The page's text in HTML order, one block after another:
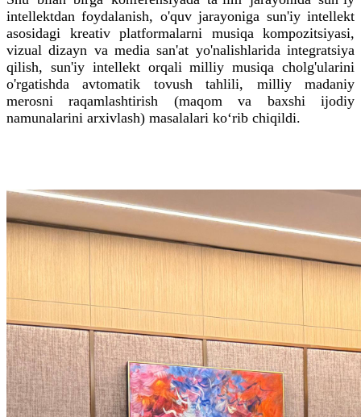
intellektdan foydalanish, o'quv jarayoniga sun'iy intellekt
asosidagi kreativ platformalarni musiqa kompozitsiyasi,
vizual dizayn va media san'at yo'nalishlarida integratsiya
qilish, sun'iy intellekt orqali milliy musiqa cholg'ularini
o'rgatishda avtomatik tovush tahlili, milliy madaniy
merosni raqamlashtirish (maqom va baxshi ijodiy
namunalarini arxivlash) masalalari ko‘rib chiqildi.